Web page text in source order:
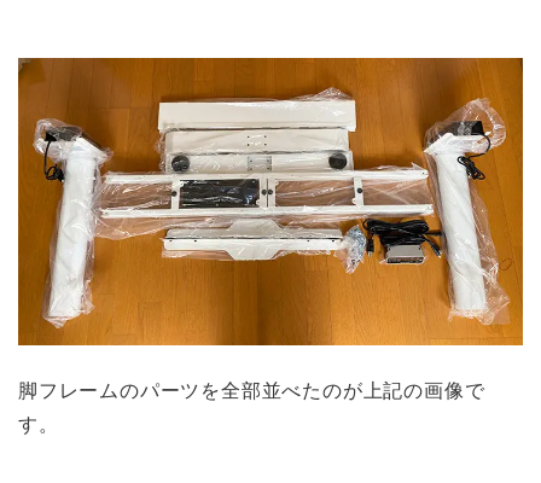
脚フレームのパーツを全部並べたのが上記の画像で
す。